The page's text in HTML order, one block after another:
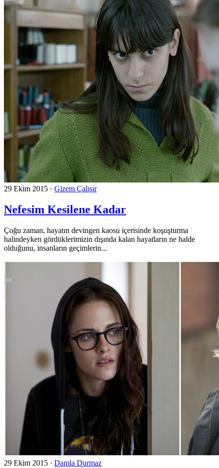
29 Ekim 2015 · Gizem Çalışır
Nefesim Kesilene Kadar
Çoğu zaman, hayatın devingen kaosu içerisinde koşuşturma
halindeyken gördüklerimizin dışında kalan hayatların ne halde
olduğunu, insanların geçimlerin...
29 Ekim 2015 · Damla Durmaz